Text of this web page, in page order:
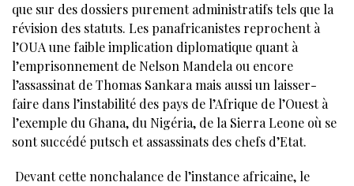
que sur des dossiers purement administratifs tels que la
révision des statuts. Les panafricanistes reprochent à
l’OUA une faible implication diplomatique quant à
l’emprisonnement de Nelson Mandela ou encore
l’assassinat de Thomas Sankara mais aussi un laisser-
faire dans l’instabilité des pays de l’Afrique de l’Ouest à
l’exemple du Ghana, du Nigéria, de la Sierra Leone où se
sont succédé putsch et assassinats des chefs d’Etat.
Devant cette nonchalance de l’instance africaine, le